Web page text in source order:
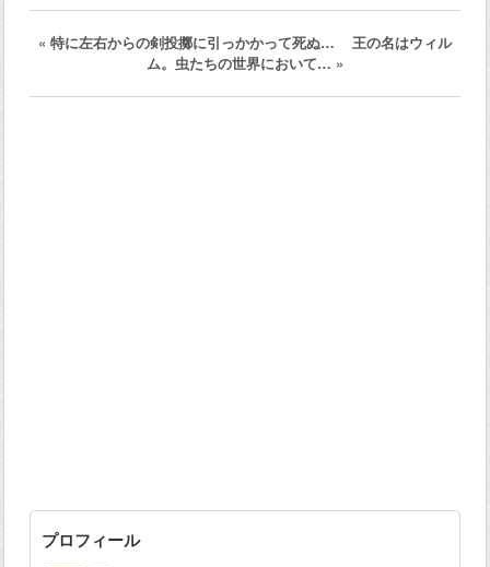
« 特に左右からの剣投擲に引っかかって死ぬ…
王の名はウィル
ム。虫たちの世界において… »
プロフィール